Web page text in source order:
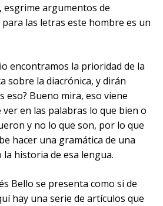
esgrime argumentos de
las letras este hombre es un
encontramos la prioridad de la
sobre la diacrónica, y dirán
eso? Bueno mira, eso viene
en las palabras lo que bien o
y no lo que son, por lo que
hacer una gramática de una
historia de esa lengua.
Bello se presenta como si de
hay una serie de artículos que